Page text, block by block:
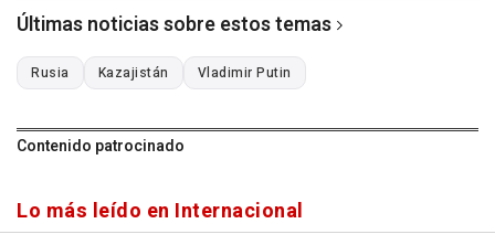
Últimas noticias sobre estos temas
Rusia Kazajistán Vladimir Putin
Contenido patrocinado
Lo más leído en Internacional